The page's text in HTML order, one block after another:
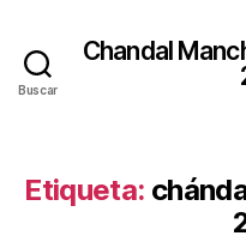
Buscar
Chandal
Etiqueta: